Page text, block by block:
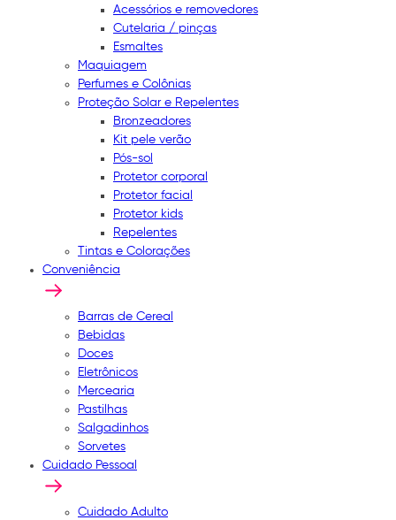
Acessórios e removedores
Cutelaria / pinças
Esmaltes
Maquiagem
Perfumes e Colônias
Proteção Solar e Repelentes
Bronzeadores
Kit pele verão
Pós-sol
Protetor corporal
Protetor facial
Protetor kids
Repelentes
Tintas e Colorações
Conveniência
Barras de Cereal
Bebidas
Doces
Eletrônicos
Mercearia
Pastilhas
Salgadinhos
Sorvetes
Cuidado Pessoal
Cuidado Adulto